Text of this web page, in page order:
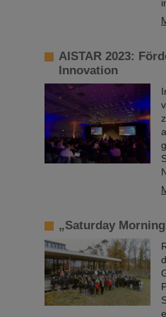
AISTAR 2023:
Innovation
„Saturday